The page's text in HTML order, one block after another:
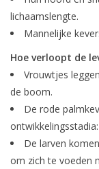
Merken
lichaamslengte.
Mannelijke
Hoe verloopt de
Vrouwtjes
de boom.
De rode
De larven
om zich te voeden